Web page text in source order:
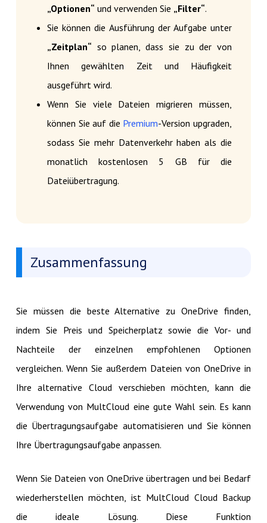
„Optionen“ und verwenden Sie „Filter“.
Sie können die Ausführung der Aufgabe unter
„Zeitplan“ so planen, dass sie zu der von
Ihnen gewählten Zeit und Häufigkeit
ausgeführt wird.
Wenn Sie viele Dateien migrieren müssen,
können Sie auf die Premium-Version upgraden,
sodass Sie mehr Datenverkehr haben als die
monatlich kostenlosen 5 GB für die
Dateiübertragung.
Zusammenfassung
Sie müssen die beste Alternative zu OneDrive finden,
indem Sie Preis und Speicherplatz sowie die Vor- und
Nachteile der einzelnen empfohlenen Optionen
vergleichen. Wenn Sie außerdem Dateien von OneDrive in
Ihre alternative Cloud verschieben möchten, kann die
Verwendung von MultCloud eine gute Wahl sein. Es kann
die Übertragungsaufgabe automatisieren und Sie können
Ihre Übertragungsaufgabe anpassen.
Wenn Sie Dateien von OneDrive übertragen und bei Bedarf
wiederherstellen möchten, ist MultCloud Cloud Backup
die ideale Lösung. Diese Funktion